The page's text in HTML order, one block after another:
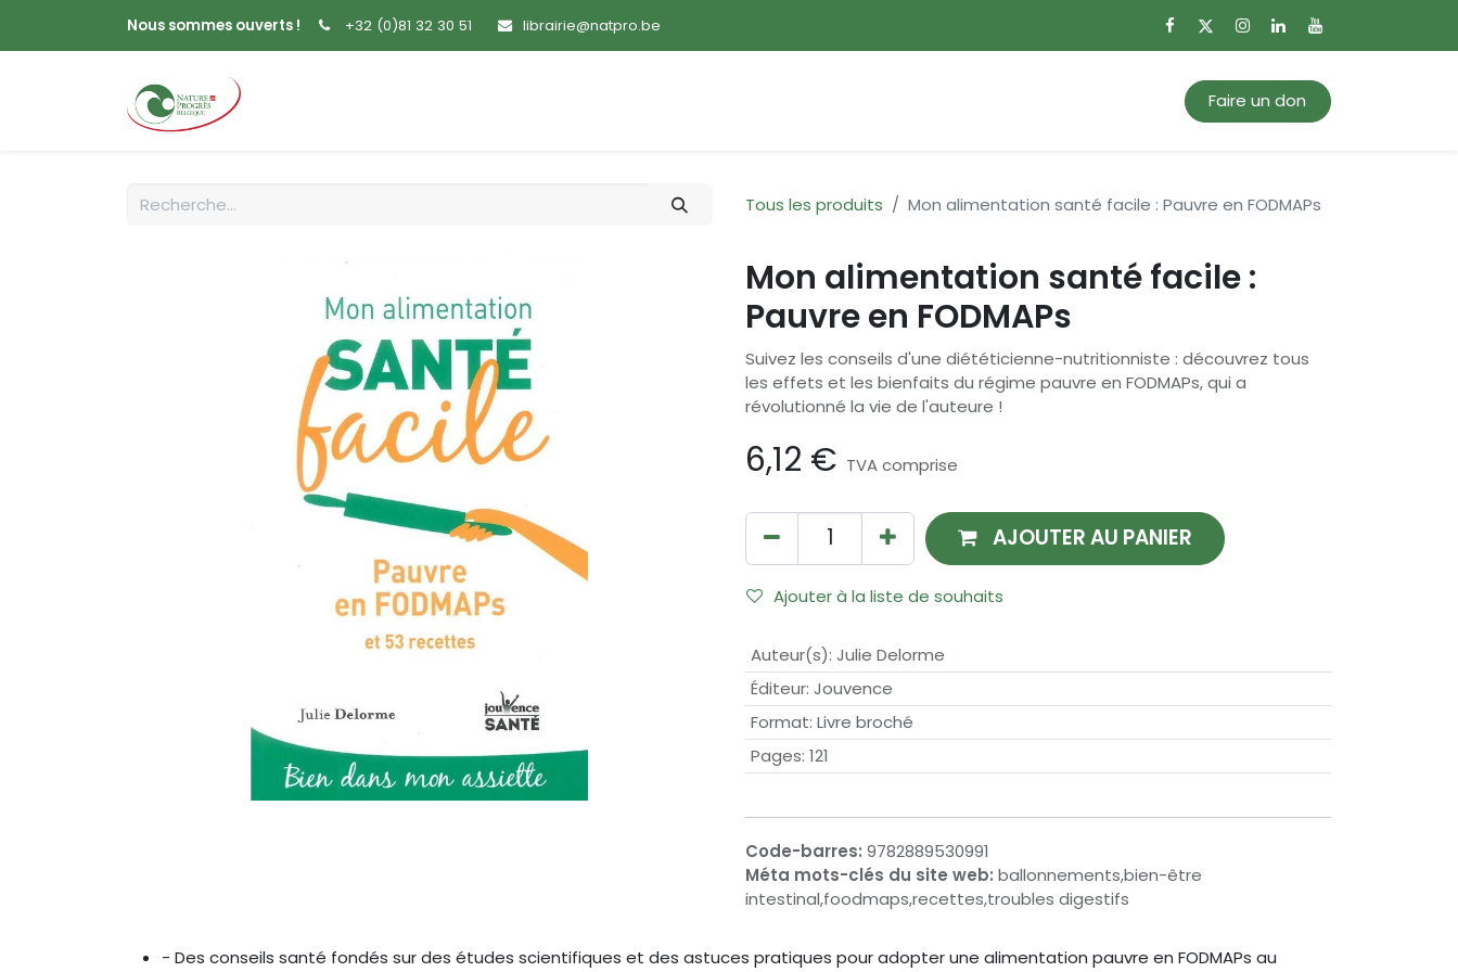
Nous sommes ouverts ! +32 (0)81 32 30 51 librairie@natpro.be
Faire un don
Tous les produits Mon alimentation santé facile : Pauvre en FODMAPs
Mon alimentation santé facile :
Pauvre en FODMAPs
Suivez les conseils d'une diététicienne-nutritionniste : découvrez tous
les effets et les bienfaits du régime pauvre en FODMAPs, qui a
révolutionné la vie de l'auteure !
6,12 € TVA comprise
AJOUTER AU PANIER
Ajouter à la liste de souhaits
Auteur(s): Julie Delorme
Éditeur: Jouvence
Format: Livre broché
Pages: 121
Code-barres: 9782889530991
Méta mots-clés du site web: ballonnements,bien-être
intestinal,foodmaps,recettes,troubles digestifs
- Des conseils santé fondés sur des études scientifiques et des astuces pratiques pour adopter une alimentation pauvre en FODMAPs au